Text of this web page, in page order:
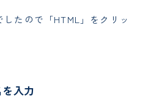
たので「HTML」をクリッ
入力